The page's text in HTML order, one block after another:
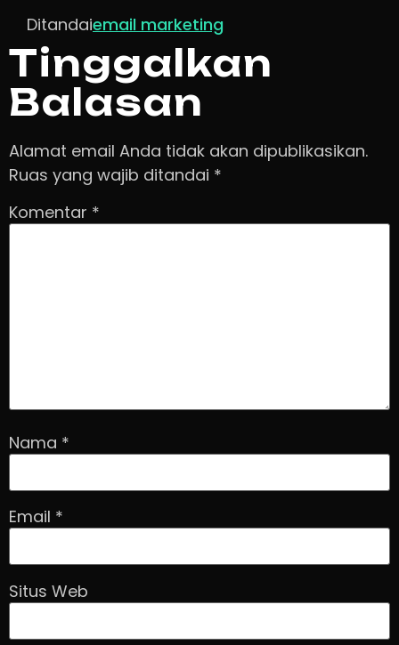
Ditandaiemail marketing
Tinggalkan
Balasan
Alamat email Anda tidak akan dipublikasikan.
Ruas yang wajib ditandai *
Komentar *
Nama *
Email *
Situs Web